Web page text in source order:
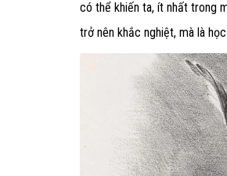
có thể khiến ta, ít nhất trong
trở nên khắc nghiệt, mà là